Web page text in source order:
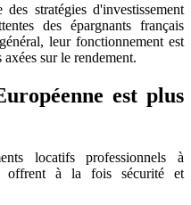
stratégies d'investissement
des épargnants français
leur fonctionnement est
sur le rendement.
est plus
locatifs professionnels à
offrent à la fois sécurité et